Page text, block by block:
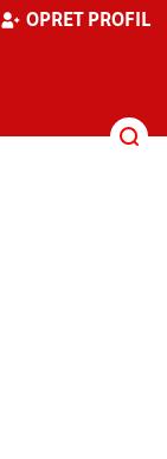
OPRET PROFIL